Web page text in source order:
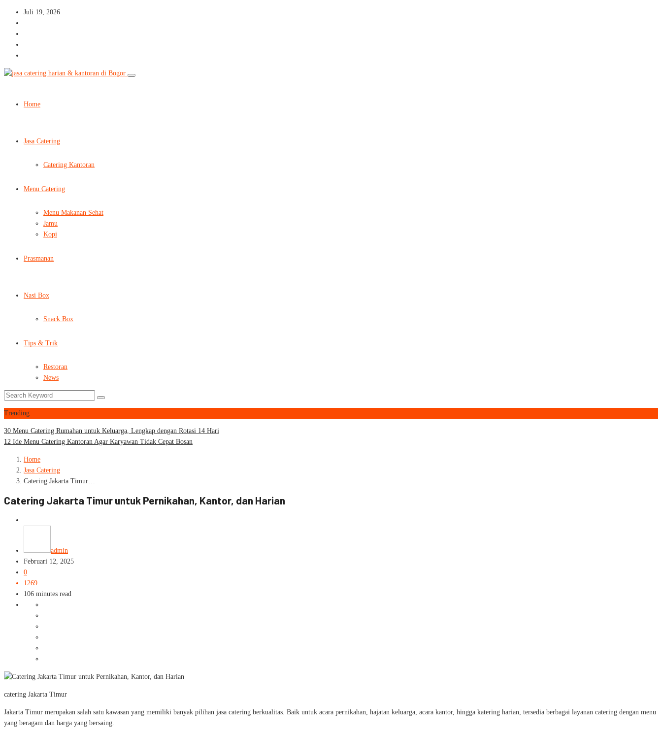
Juli 19, 2026
Home
Jasa Catering
Catering Kantoran
Menu Catering
Menu Makanan Sehat
Jamu
Kopi
Prasmanan
Nasi Box
Snack Box
Tips & Trik
Restoran
News
Trending
30 Menu Catering Rumahan untuk Keluarga, Lengkap dengan Rotasi 14 Hari
12 Ide Menu Catering Kantoran Agar Karyawan Tidak Cepat Bosan
Home
Jasa Catering
Catering Jakarta Timur…
Catering Jakarta Timur untuk Pernikahan, Kantor, dan Harian
admin
Februari 12, 2025
0
1269
106 minutes read
catering Jakarta Timur
Jakarta Timur merupakan salah satu kawasan yang memiliki banyak pilihan jasa catering berkualitas. Baik untuk acara pernikahan, hajatan keluarga, acara kantor, hingga katering harian, tersedia berbagai layanan catering dengan menu
yang beragam dan harga yang bersaing.